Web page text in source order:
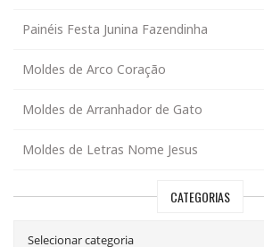
Painéis Festa Junina Fazendinha
Moldes de Arco Coração
Moldes de Arranhador de Gato
Moldes de Letras Nome Jesus
CATEGORIAS